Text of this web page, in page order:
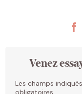
Venez
Les champs
obligatoires